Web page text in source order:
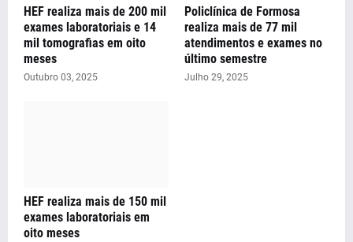
HEF realiza mais de 200 mil
exames laboratoriais e 14
mil tomografias em oito
meses
Outubro 03, 2025
Policlínica de Formosa
realiza mais de 77 mil
atendimentos e exames no
último semestre
Julho 29, 2025
HEF realiza mais de 150 mil
exames laboratoriais em
oito meses